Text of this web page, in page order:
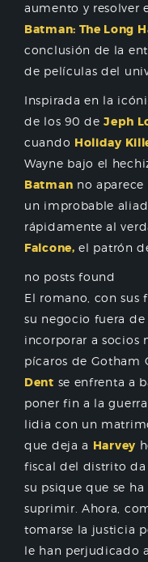
aumento y resolver
Batman: The Long
conclusión de la
de películas del
Inspirada en la
de los 90 deJeph
cuando Holiday
Wayne bajo el
Batman no
un improbable
rápidamente al
Falcone, el patrón
no posts found
El romano, con sus
su negocio fuera
incorporar a socios
pícaros de Gotham
Dent se enfrenta a
poner fin a la
lidia con un
que deja a Harvey
fiscal del distrito
su psique que se
suprimir. Ahora,
tomarse la justicia
le han perjudicado